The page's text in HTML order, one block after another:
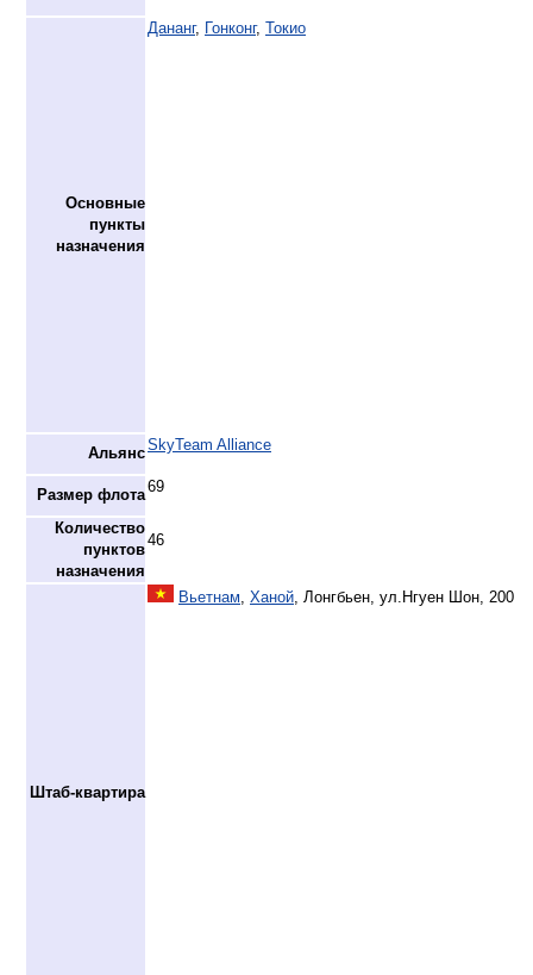
Основные
пункты
назначения
Дананг, Гонконг, Токио
АльянсSkyTeam Alliance
Размер флота69
Количество
пунктов
назначения
46
Штаб-квартира
Вьетнам, Ханой, Лонгбьен, ул.Нгуен Шон, 200